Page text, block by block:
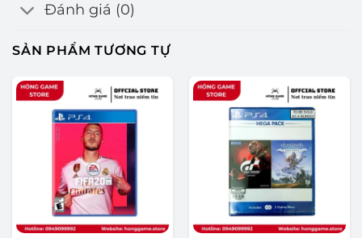
Đánh giá (0)
SẢN PHẨM TƯƠNG TỰ